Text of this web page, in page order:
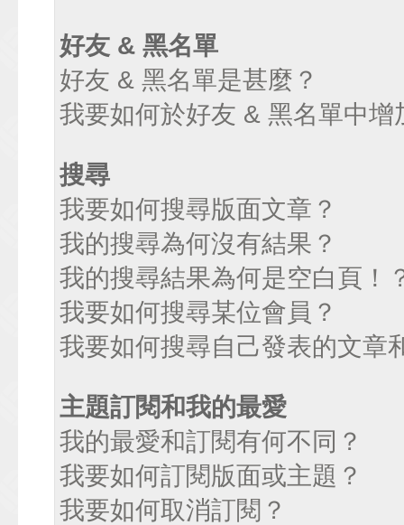
好友 & 黑名單
好友 & 黑名單是甚麼？
我要如何於好友 & 黑名單中增
搜尋
我要如何搜尋版面文章？
我的搜尋為何沒有結果？
我的搜尋結果為何是空白頁！
我要如何搜尋某位會員？
我要如何搜尋自己發表的文章
主題訂閱和我的最愛
我的最愛和訂閱有何不同？
我要如何訂閱版面或主題？
我要如何取消訂閱？